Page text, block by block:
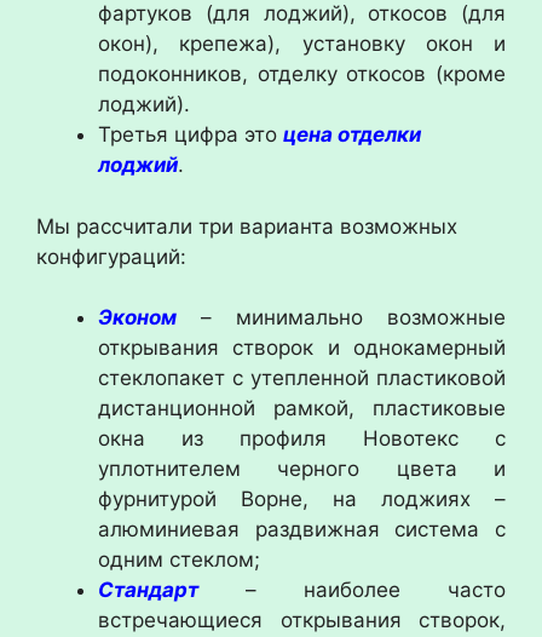
фартуков (для лоджий), откосов (для
окон), крепежа), установку окон и
подоконников, отделку откосов (кроме
лоджий).
Третья цифра это цена отделки
лоджий.
Мы рассчитали три варианта возможных
конфигураций:
Эконом – минимально возможные
открывания створок и однокамерный
стеклопакет с утепленной пластиковой
дистанционной рамкой, пластиковые
окна из профиля Новотекс с
уплотнителем черного цвета и
фурнитурой Ворне, на лоджиях –
алюминиевая раздвижная система с
одним стеклом;
Стандарт– наиболее часто
встречающиеся открывания створок,